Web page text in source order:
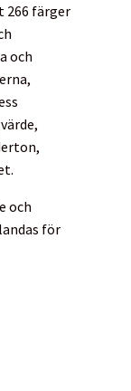
266 färger
och
och
för